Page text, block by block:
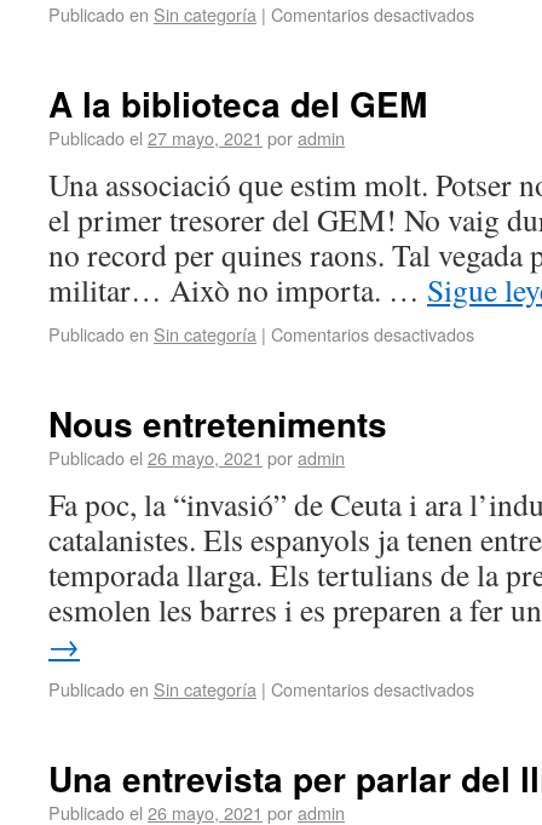
Publicado en Sin categoría | Comentarios desactivados
A la biblioteca del GEM
Publicado el 27 mayo, 2021 poradmin
Una associació que estim molt. Potser
el primer tresorer del GEM! No vaig
no record per quines raons. Tal vegada
militar… Això no importa. … Sigue
Publicado en Sin categoría | Comentarios desactivados
Nous entreteniments
Publicado el 26 mayo, 2021 poradmin
Fa poc, la “invasió” de Ceuta i ara
catalanistes. Els espanyols ja tenen
temporada llarga. Els tertulians de la
esmolen les barres i es preparen a fer
→
Publicado en Sin categoría | Comentarios desactivados
Una entrevista per parlar del
Publicado el 26 mayo, 2021 poradmin